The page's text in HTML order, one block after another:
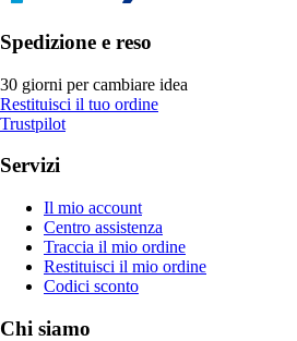
Spedizione e reso
30 giorni per cambiare idea
Restituisci il tuo ordine
Trustpilot
Servizi
Il mio account
Centro assistenza
Traccia il mio ordine
Restituisci il mio ordine
Codici sconto
Chi siamo